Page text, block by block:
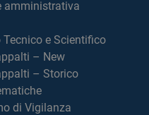
amministrativa
Tecnico e Scientifico
– New
– Storico
di Vigilanza